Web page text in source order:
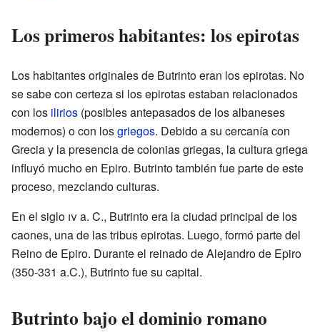
Los primeros habitantes: los epirotas
Los habitantes originales de Butrinto eran los epirotas. No
se sabe con certeza si los epirotas estaban relacionados
con los ilirios (posibles antepasados de los albaneses
modernos) o con losgriegos. Debido a su cercanía con
Grecia y la presencia de colonias griegas, la cultura griega
influyó mucho en Epiro. Butrinto también fue parte de este
proceso, mezclando culturas.
En el siglo iva. C., Butrinto era la ciudad principal de los
caones, una de las tribus epirotas. Luego, formó parte del
Reino de Epiro. Durante el reinado de Alejandro de Epiro
(350-331 a.C.), Butrinto fue su capital.
Butrinto bajo el dominio romano